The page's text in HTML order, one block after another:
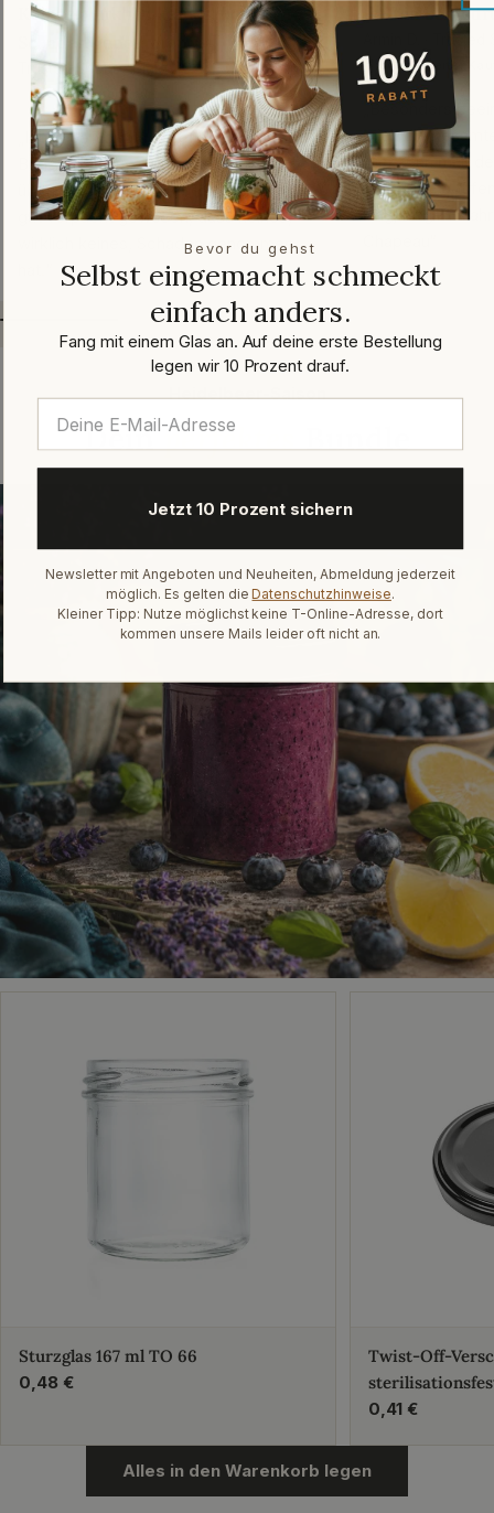
Keines, wirklich keines, hat
Schaden genommen
Trusted Shops · März 2026
✓ Verifizierter Kauf
„Ich habe Vorratsgläser mit
Bügelverschluss bestellt. Es waren
über 30 Gläser. Es ist alles einfach so
gut verpackt gewesen, dass keines,
wirklich keines, Schaden genommen
Ich bin
✓ Verifizierter
„Besonders
mich die
Hier kann man
diese Firma
langjährige
Heidelbeer-Saison
DeinperfektesBundle
Sturzglas 167 ml TO 66
Regulärer
0,48 €
Twist-Off-
Regulärer
0,41 €
Alles in den Warenkorb legen
Bevor du gehst
Selbst eingemacht schmeckt
einfach anders.
Fang mit einem Glas an. Auf deine erste Bestellung
legen wir 10 Prozent drauf.
Jetzt 10 Prozent sichern
Newsletter mit Angeboten und Neuheiten, Abmeldung jederzeit
möglich. Es gelten die Datenschutzhinweise.
Kleiner Tipp: Nutze möglichst keine T-Online-Adresse, dort
kommen unsere Mails leider oft nicht an.